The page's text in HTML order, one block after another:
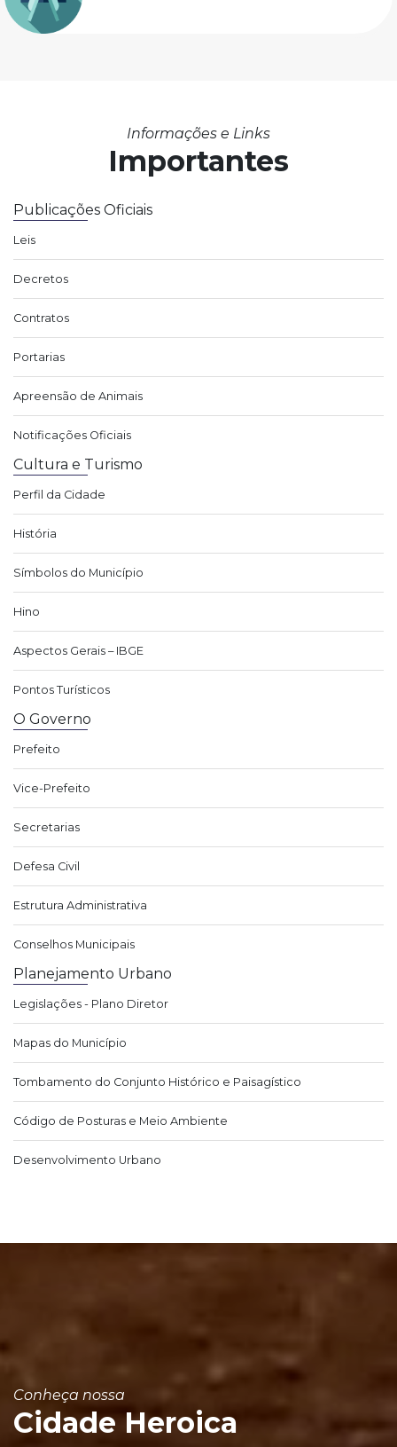
Informações e Links
Importantes
Publicações Oficiais
Leis
Decretos
Contratos
Portarias
Apreensão de Animais
Notificações Oficiais
Cultura e Turismo
Perfil da Cidade
História
Símbolos do Município
Hino
Aspectos Gerais – IBGE
Pontos Turísticos
O Governo
Prefeito
Vice-Prefeito
Secretarias
Defesa Civil
Estrutura Administrativa
Conselhos Municipais
Planejamento Urbano
Legislações - Plano Diretor
Mapas do Município
Tombamento do Conjunto Histórico e Paisagístico
Código de Posturas e Meio Ambiente
Desenvolvimento Urbano
Conheça nossa
Cidade Heroica